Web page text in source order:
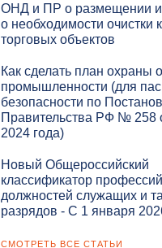
ОНД и ПР о размещении
о необходимости очистки
торговых объектов
Как сделать план охраны
промышленности (для
безопасности по
Правительства РФ № 258
2024 года)
Новый Общероссийский
классификатор
должностей служащих и
разрядов - С 1 января
СМОТРЕТЬ ВСЕ СТАТЬИ